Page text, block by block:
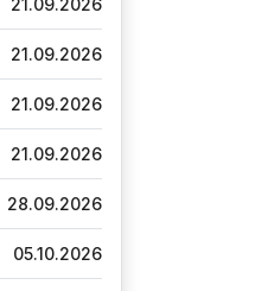
21.09.2026
21.09.2026
21.09.2026
21.09.2026
28.09.2026
05.10.2026